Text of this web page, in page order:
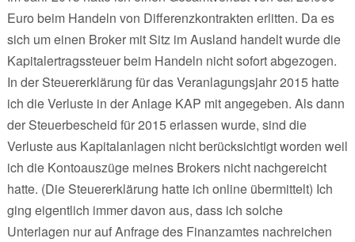
Euro beim Handeln von Differenzkontrakten erlitten. Da es
sich um einen Broker mit Sitz im Ausland handelt wurde die
Kapitalertragssteuer beim Handeln nicht sofort abgezogen.
In der Steuererklärung für das Veranlagungsjahr 2015 hatte
ich die Verluste in der Anlage KAP mit angegeben. Als dann
der Steuerbescheid für 2015 erlassen wurde, sind die
Verluste aus Kapitalanlagen nicht berücksichtigt worden weil
ich die Kontoauszüge meines Brokers nicht nachgereicht
hatte. (Die Steuererklärung hatte ich online übermittelt) Ich
ging eigentlich immer davon aus, dass ich solche
Unterlagen nur auf Anfrage des Finanzamtes nachreichen